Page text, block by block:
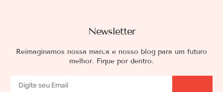
Newsletter
Reimaginamos nossa marca e nosso blog para um futuro
melhor. Fique por dentro.